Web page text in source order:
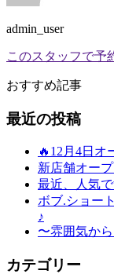
admin_user
このスタッフで予
おすすめ記事
最近の投稿
🔥12月4日オ
新店舗オー
最近、人気で
ボブ.ショー
♪
〜雰囲気か
カテゴリー